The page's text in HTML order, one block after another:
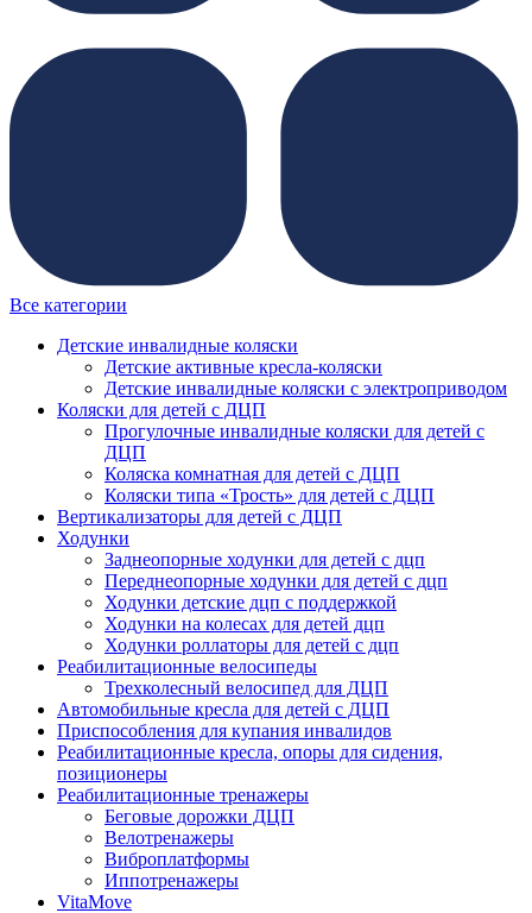
Все категории
Детские инвалидные коляски
Детские активные кресла-коляски
Детские инвалидные коляски с электроприводом
Коляски для детей с ДЦП
Прогулочные инвалидные коляски для детей с
ДЦП
Коляска комнатная для детей с ДЦП
Коляски типа «Трость» для детей с ДЦП
Вертикализаторы для детей с ДЦП
Ходунки
Заднеопорные ходунки для детей с дцп
Переднеопорные ходунки для детей с дцп
Ходунки детские дцп с поддержкой
Ходунки на колесах для детей дцп
Ходунки роллаторы для детей с дцп
Реабилитационные велосипеды
Трехколесный велосипед для ДЦП
Автомобильные кресла для детей с ДЦП
Приспособления для купания инвалидов
Реабилитационные кресла, опоры для сидения,
позиционеры
Реабилитационные тренажеры
Беговые дорожки ДЦП
Велотренажеры
Виброплатформы
Иппотренажеры
VitaMove